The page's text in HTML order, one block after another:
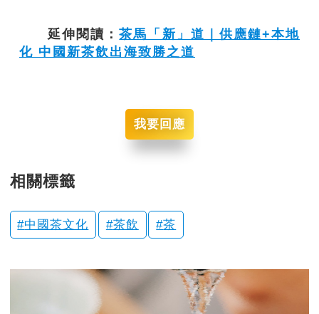
延伸閱讀：茶馬「新」道｜供應鏈+本地
化 中國新茶飲出海致勝之道
我要回應
相關標籤
中國茶文化 茶飲 茶